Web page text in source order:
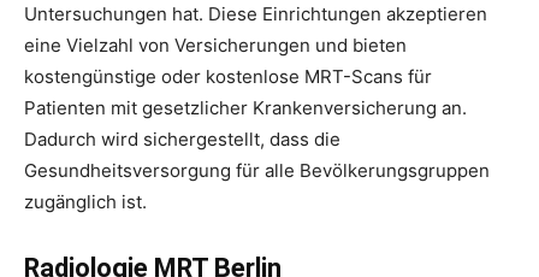
Untersuchungen hat. Diese Einrichtungen akzeptieren
eine Vielzahl von Versicherungen und bieten
kostengünstige oder kostenlose MRT-Scans für
Patienten mit gesetzlicher Krankenversicherung an.
Dadurch wird sichergestellt, dass die
Gesundheitsversorgung für alle Bevölkerungsgruppen
zugänglich ist.
Radiologie MRT Berlin